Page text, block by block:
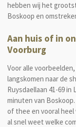
hebben wij het
Boskoop en
Aan huis of in
Voorburg
Voor alle
langskomen naar de
Ruysdaellaan 41-69
minuten van
of thee en vooral heel
al snel weet welke